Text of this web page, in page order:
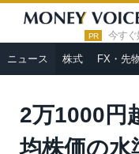
PR 今すぐ
ニュース 株式 FX・先
HOME » ニュース »
準メドを判断する3つの
2万1000円
均株価の水